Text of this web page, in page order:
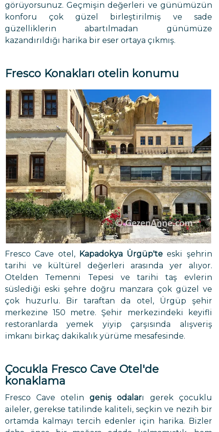
görüyorsunuz. Geçmişin değerleri ve günümüzün
konforu çok güzel birleştirilmiş ve sade
güzelliklerin abartılmadan günümüze
kazandırıldığı harika bir eser ortaya çıkmış.
Fresco Konakları otelin konumu
Fresco Cave otel, Kapadokya Ürgüp'te eski şehrin
tarihi ve kültürel değerleri arasında yer alıyor.
Otelden Temenni Tepesi ve tarihi taş evlerin
süslediği eski şehre doğru manzara çok güzel ve
çok huzurlu. Bir taraftan da otel, Ürgüp şehir
merkezine 150 metre. Şehir merkezindeki keyifli
restoranlarda yemek yiyip çarşısında alışveriş
imkanı birkaç dakikalık yürüme mesafesinde.
Çocukla Fresco Cave Otel'de
konaklama
Fresco Cave otelingeniş odaları gerek çocuklu
aileler, gerekse tatilinde kaliteli, seçkin ve nezih bir
ortamda kalmayı tercih edenler için harika. Bizler